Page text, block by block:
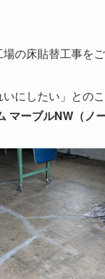
の床貼替工事を
いにしたい」との
マーブルNW（ノ